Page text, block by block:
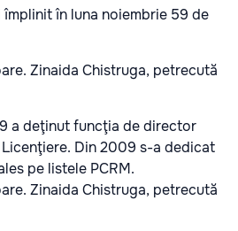
în luna noiembrie 59 de
a deţinut funcţia de director
Din 2009 s-a dedicat
pe listele PCRM.